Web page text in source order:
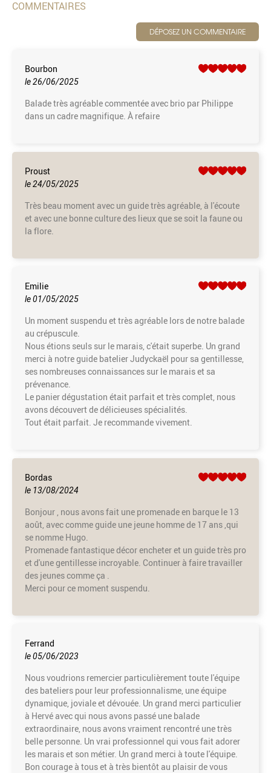
COMMENTAIRES
DÉPOSEZ UN COMMENTAIRE
Bourbon
le 26/06/2025
Balade très agréable commentée avec brio par Philippe
dans un cadre magnifique. À refaire
Proust
le 24/05/2025
Très beau moment avec un guide très agréable, à l'écoute
et avec une bonne culture des lieux que se soit la faune ou
la flore.
Emilie
le 01/05/2025
Un moment suspendu et très agréable lors de notre balade
au crépuscule.
Nous étions seuls sur le marais, c'était superbe. Un grand
merci à notre guide batelier Judyckaël pour sa gentillesse,
ses nombreuses connaissances sur le marais et sa
prévenance.
Le panier dégustation était parfait et très complet, nous
avons découvert de délicieuses spécialités.
Tout était parfait. Je recommande vivement.
Bordas
le 13/08/2024
Bonjour , nous avons fait une promenade en barque le 13
août, avec comme guide une jeune homme de 17 ans ,qui
se nomme Hugo.
Promenade fantastique décor encheter et un guide très pro
et d'une gentillesse incroyable. Continuer à faire travailler
des jeunes comme ça .
Merci pour ce moment suspendu.
Ferrand
le 05/06/2023
Nous voudrions remercier particulièrement toute l'équipe
des bateliers pour leur professionnalisme, une équipe
dynamique, joviale et dévouée. Un grand merci particulier
à Hervé avec qui nous avons passé une balade
extraordinaire, nous avons vraiment rencontré une très
belle personne. Un vrai professionnel qui vous fait adorer
les marais et son métier. Un grand merci à toute l'équipe.
Bon courage à tous et à très bientôt au plaisir de vous